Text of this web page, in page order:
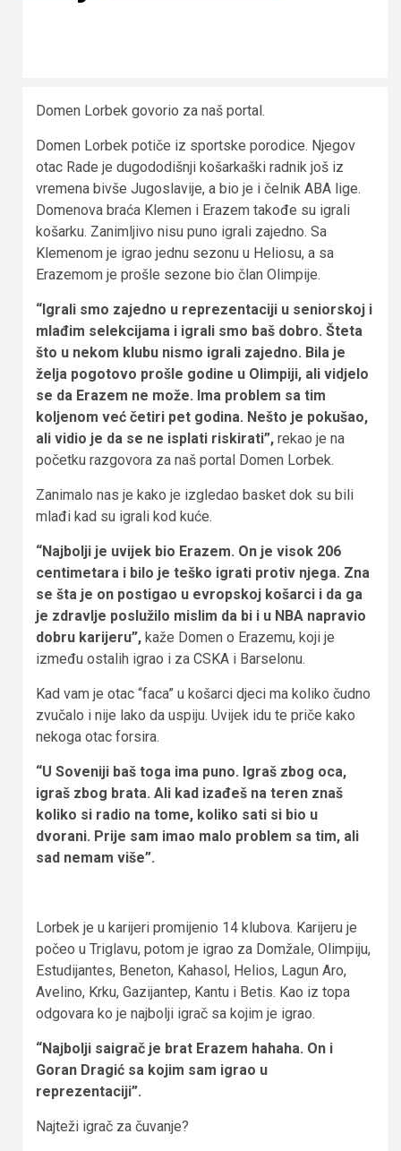
Domen Lorbek govorio za naš portal.
Domen Lorbek potiče iz sportske porodice. Njegov
otac Rade je dugododišnji košarkaški radnik još iz
vremena bivše Jugoslavije, a bio je i čelnik ABA lige.
Domenova braća Klemen i Erazem takođe su igrali
košarku. Zanimljivo nisu puno igrali zajedno. Sa
Klemenom je igrao jednu sezonu u Heliosu, a sa
Erazemom je prošle sezone bio član Olimpije.
“Igrali smo zajedno u reprezentaciji u seniorskoj i
mlađim selekcijama i igrali smo baš dobro. Šteta
što u nekom klubu nismo igrali zajedno. Bila je
želja pogotovo prošle godine u Olimpiji, ali vidjelo
se da Erazem ne može. Ima problem sa tim
koljenom već četiri pet godina. Nešto je pokušao,
ali vidio je da se ne isplati riskirati”, rekao je na
početku razgovora za naš portal Domen Lorbek.
Zanimalo nas je kako je izgledao basket dok su bili
mlađi kad su igrali kod kuće.
“Najbolji je uvijek bio Erazem. On je visok 206
centimetara i bilo je teško igrati protiv njega. Zna
se šta je on postigao u evropskoj košarci i da ga
je zdravlje poslužilo mislim da bi i u NBA napravio
dobru karijeru”, kaže Domen o Erazemu, koji je
između ostalih igrao i za CSKA i Barselonu.
Kad vam je otac “faca” u košarci djeci ma koliko čudno
zvučalo i nije lako da uspiju. Uvijek idu te priče kako
nekoga otac forsira.
“U Soveniji baš toga ima puno. Igraš zbog oca,
igraš zbog brata. Ali kad izađeš na teren znaš
koliko si radio na tome, koliko sati si bio u
dvorani. Prije sam imao malo problem sa tim, ali
sad nemam više”.
Lorbek je u karijeri promijenio 14 klubova. Karijeru je
počeo u Triglavu, potom je igrao za Domžale, Olimpiju,
Estudijantes, Beneton, Kahasol, Helios, Lagun Aro,
Avelino, Krku, Gazijantep, Kantu i Betis. Kao iz topa
odgovara ko je najbolji igrač sa kojim je igrao.
“Najbolji saigrač je brat Erazem hahaha. On i
Goran Dragić sa kojim sam igrao u
reprezentaciji”.
Najteži igrač za čuvanje?